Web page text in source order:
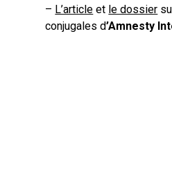
– L’article et le dossier
conjugales d’Amnesty